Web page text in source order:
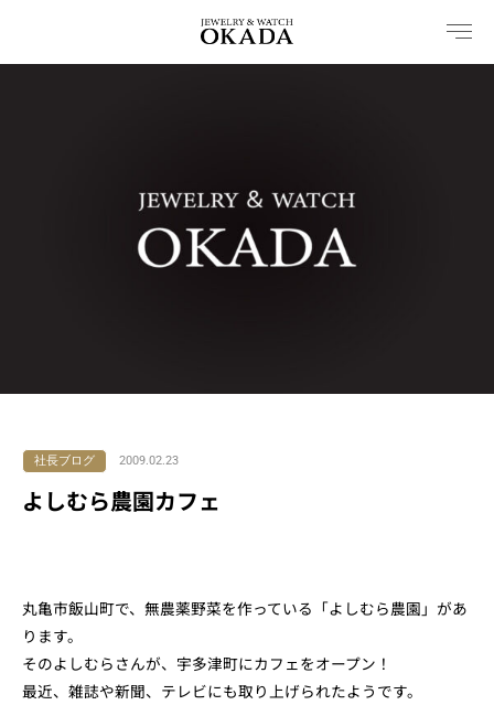
を
社長ブログ 2009.02.23
よしむら農園カフェ
丸亀市飯山町で、無農薬野菜を作っている「よしむら農園」があ
ります。
そのよしむらさんが、宇多津町にカフェをオープン！
最近、雑誌や新聞、テレビにも取り上げられたようです。